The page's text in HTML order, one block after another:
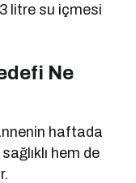
litre su içmesi
Ne
haftada
hem de